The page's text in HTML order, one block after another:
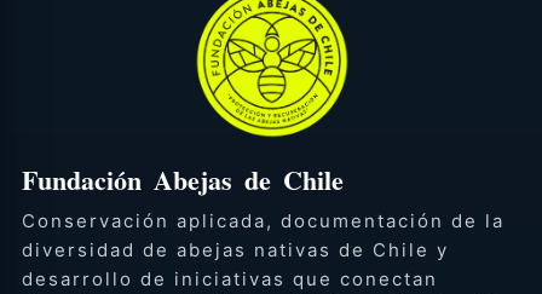
Fundación Abejas de Chile
Conservación aplicada, documentación de la
diversidad de abejas nativas de Chile y
desarrollo de iniciativas que conectan